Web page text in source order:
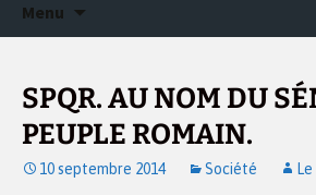
Menu
SPQR. AU NOM DU
PEUPLE ROMAIN.
10 septembre 2014 Société